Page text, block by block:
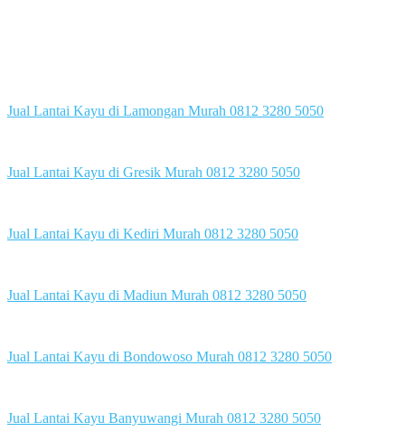
Jual Lantai Kayu di Lamongan Murah 0812 3280 5050
Jual Lantai Kayu di Gresik Murah 0812 3280 5050
Jual Lantai Kayu di Kediri Murah 0812 3280 5050
Jual Lantai Kayu di Madiun Murah 0812 3280 5050
Jual Lantai Kayu di Bondowoso Murah 0812 3280 5050
Jual Lantai Kayu Banyuwangi Murah 0812 3280 5050